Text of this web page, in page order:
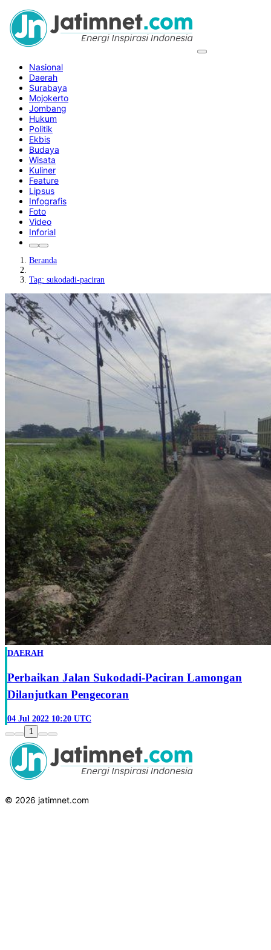
Nasional
Daerah
Surabaya
Mojokerto
Jombang
Hukum
Politik
Ekbis
Budaya
Wisata
Kuliner
Feature
Lipsus
Infografis
Foto
Video
Inforial
Beranda
Tag: sukodadi-paciran
DAERAH
Perbaikan Jalan Sukodadi-Paciran Lamongan
Dilanjutkan Pengecoran
04 Jul 2022 10:20 UTC
1
© 2026 jatimnet.com